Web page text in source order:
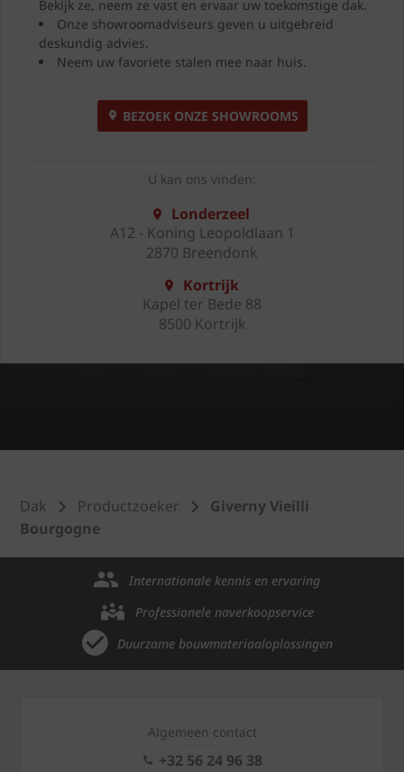
Bekijk ze, neem ze vast en ervaar uw toekomstige dak.
Onze showroomadviseurs geven u uitgebreid
deskundig advies.
Neem uw favoriete stalen mee naar huis.
BEZOEK ONZE SHOWROOMS
U kan ons vinden:
Londerzeel
A12 - Koning Leopoldlaan 1
2870 Breendonk
Kortrijk
Kapel ter Bede 88
8500 Kortrijk
Dak Productzoeker
Giverny Vieilli
Bourgogne
Internationale kennis en ervaring
Professionele naverkoopservice
Duurzame bouwmateriaaloplossingen
Algemeen contact
+32 56 24 96 38